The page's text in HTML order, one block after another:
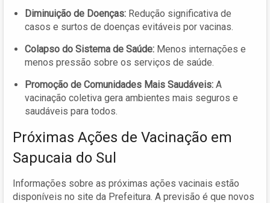
Diminuição de Doenças: Redução significativa de
casos e surtos de doenças evitáveis por vacinas.
Colapso do Sistema de Saúde: Menos internações e
menos pressão sobre os serviços de saúde.
Promoção de Comunidades Mais Saudáveis: A
vacinação coletiva gera ambientes mais seguros e
saudáveis para todos.
Próximas Ações de Vacinação em
Sapucaia do Sul
Informações sobre as próximas ações vacinais estão
disponíveis no site da Prefeitura. A previsão é que novos